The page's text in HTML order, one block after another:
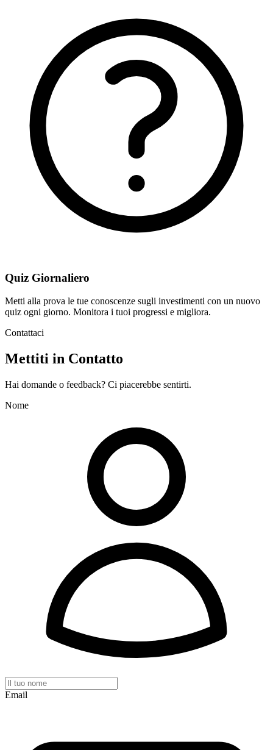
Quiz Giornaliero
Metti alla prova le tue conoscenze sugli investimenti con un nuovo
quiz ogni giorno. Monitora i tuoi progressi e migliora.
Contattaci
Mettiti in Contatto
Hai domande o feedback? Ci piacerebbe sentirti.
Nome
Email